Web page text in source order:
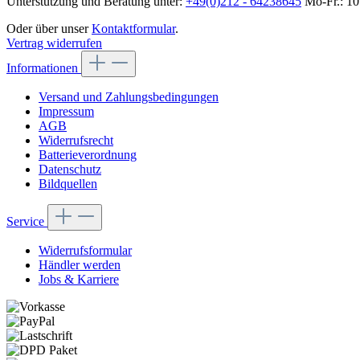
Oder über unserKontaktformular.
Vertrag widerrufen
Informationen
Versand und Zahlungsbedingungen
Impressum
AGB
Widerrufsrecht
Batterieverordnung
Datenschutz
Bildquellen
Service
Widerrufsformular
Händler werden
Jobs & Karriere